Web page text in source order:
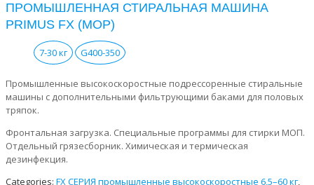
ПРОМЫШЛЕННАЯ СТИРАЛЬНАЯ МАШИНА
PRIMUS FX (MOP)
7-30 кг G400-350
Промышленные высокоскоростные подрессоренные стиральные
машины с дополнительными фильтрующими баками для половых
тряпок.
Фронтальная загрузка. Специальные программы для стирки МОП.
Отдельный грязесборник. Химическая и термическая
дезинфекция.
Categories: FX СЕРИЯ промышленные высокоскоростные 6,5–60 кг,